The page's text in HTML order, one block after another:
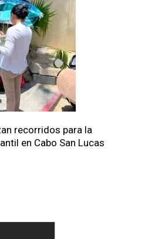
recorridos para la
en Cabo San Lucas